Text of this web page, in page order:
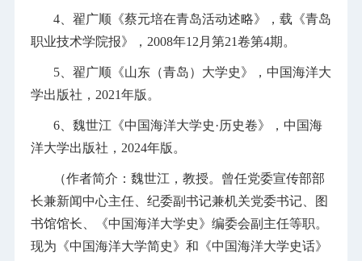
4、翟广顺《蔡元培在青岛活动述略》，载《青岛
职业技术学院报》，2008年12月第21卷第4期。
5、翟广顺《山东（青岛）大学史》，中国海洋大
学出版社，2021年版。
6、魏世江《中国海洋大学史·历史卷》，中国海
洋大学出版社，2024年版。
（作者简介：魏世江，教授。曾任党委宣传部部
长兼新闻中心主任、纪委副书记兼机关党委书记、图
书馆馆长、《中国海洋大学史》编委会副主任等职。
现为《中国海洋大学简史》和《中国海洋大学史话》